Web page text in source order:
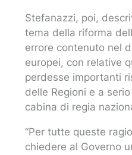
Stefanazzi, poi,
tema della riforma
errore contenuto nel
europei, con relative
perdesse importanti
delle Regioni e a
cabina di regia
“Per tutte queste
chiedere al Governo